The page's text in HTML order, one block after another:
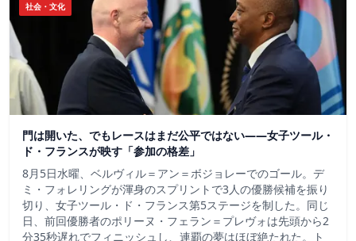
社会・文化
門は開いた、でもレースはまだ公平ではない――女子ツール・
ド・フランスが映す「参加の格差」
8月5日水曜、ベルヴィル＝アン＝ボジョレーでのゴール。デ
ミ・フォレリングが渾身のスプリントで3人の優勝候補を振り
切り、女子ツール・ド・フランス第5ステージを制した。同じ
日、前回優勝者のポリーヌ・フェラン＝プレヴォは先頭から2
分35秒遅れでフィニッシュし、連覇の夢はほぼ絶たれた。ト